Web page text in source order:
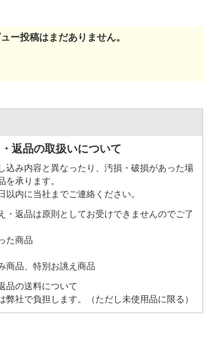
ー投稿はまだありません。
返品の取扱いについて
込み内容と異なったり、汚損・破損があった場
を承ります。
以内に当社までご連絡ください。
・返品は原則としてお受けできませんのでご了
た商品
商品、特別お誂え商品
品の送料について
弊社で負担します。（ただし未使用品に限る）